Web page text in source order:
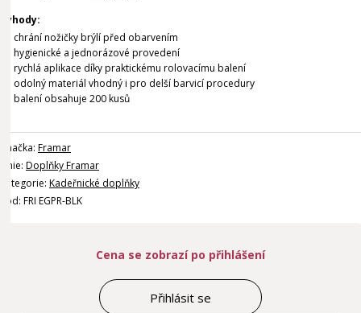
Výhody:
chrání nožičky brýlí před obarvením
hygienické a jednorázové provedení
rychlá aplikace díky praktickému rolovacímu balení
odolný materiál vhodný i pro delší barvicí procedury
balení obsahuje 200 kusů
Značka: Framar
Linie: Doplňky Framar
Kategorie: Kadeřnické doplňky
Kód: FRI EGPR-BLK
Cena se zobrazí po přihlášení
Přihlásit se